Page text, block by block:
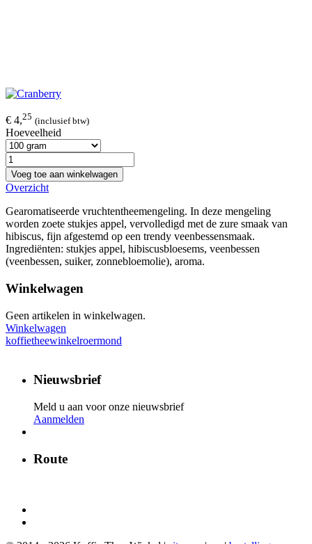
€ 4,25 (inclusief btw)
Hoeveelheid
Voeg toe aan winkelwagen
Overzicht
Gearomatiseerde vruchtentheemengeling. In deze mengeling
worden zoete stukjes appel, vervolledigd met de zure smaak van
hibiscus, fijn afgestemd op een trendy veenbessensmaak.
Ingrediënten: stukjes appel, hibiscusbloesems, veenbessen
(veenbessen, suiker, zonnebloemolie), aroma.
Winkelwagen
Geen artikelen in winkelwagen.
Winkelwagen
koffietheewinkelroermond
Nieuwsbrief
Meld u aan voor onze nieuwsbrief
Aanmelden
Route